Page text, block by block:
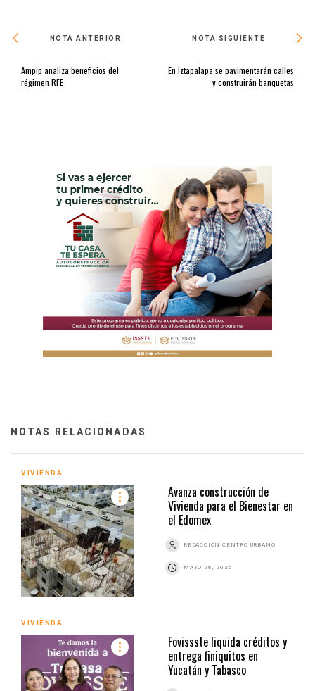
NOTA ANTERIOR
Ampip analiza beneficios del
régimen RFE
NOTA SIGUIENTE
En Iztapalapa se pavimentarán calles
y construirán banquetas
NOTAS RELACIONADAS
VIVIENDA
Avanza construcción de
Vivienda para el Bienestar en
el Edomex
REDACCIÓN CENTRO URBANO
MAYO 28, 2026
VIVIENDA
Fovissste liquida créditos y
entrega finiquitos en
Yucatán y Tabasco